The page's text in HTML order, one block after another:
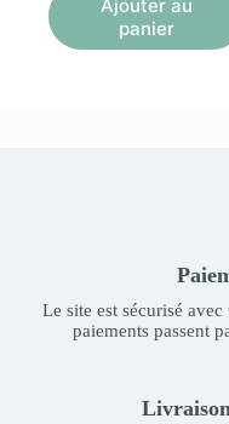
Ajouter au
panier
Le site est sécurisé
paiements passent